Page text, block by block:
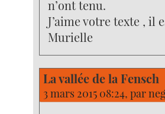
n’ont tenu.
J’aime votre texte , il
Murielle
La vallée de la Fensch
3 mars 2015 08:24, par